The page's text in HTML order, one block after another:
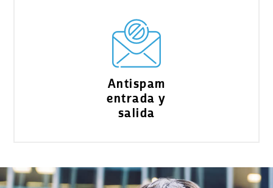
Antispam
entrada y
salida